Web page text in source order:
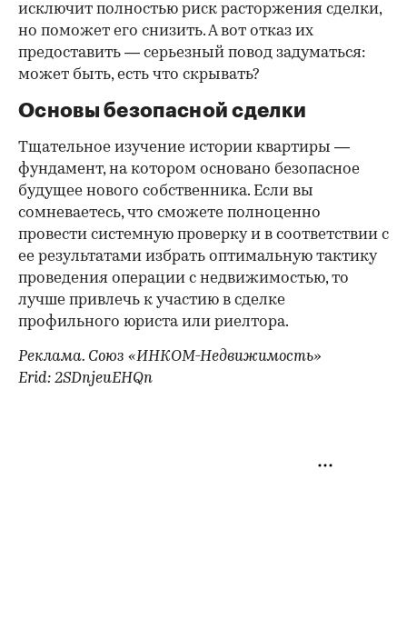
исключит полностью риск расторжения сделки,
но поможет его снизить. А вот отказ их
предоставить — серьезный повод задуматься:
может быть, есть что скрывать?
Основы безопасной сделки
Тщательное изучение истории квартиры —
фундамент, на котором основано безопасное
будущее нового собственника. Если вы
сомневаетесь, что сможете полноценно
провести системную проверку и в соответствии с
ее результатами избрать оптимальную тактику
проведения операции с недвижимостью, то
лучше привлечь к участию в сделке
профильного юриста или риелтора.
Реклама. Союз «ИНКОМ-Недвижимость»
Erid: 2SDnjeuEHQn